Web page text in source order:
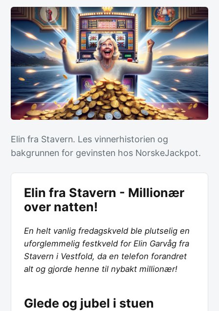
Elin fra Stavern. Les vinnerhistorien og
bakgrunnen for gevinsten hos NorskeJackpot.
Elin fra Stavern - Millionær
over natten!
En helt vanlig fredagskveld ble plutselig en
uforglemmelig festkveld for Elin Garvåg fra
Stavern i Vestfold, da en telefon forandret
alt og gjorde henne til nybakt millionær!
Glede og jubel i stuen